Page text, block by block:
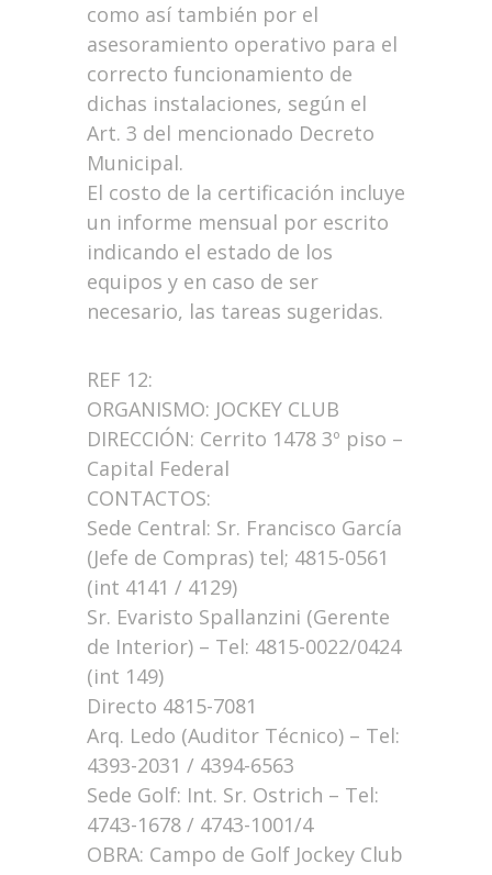
como así también por el
asesoramiento operativo para el
correcto funcionamiento de
dichas instalaciones, según el
Art. 3 del mencionado Decreto
Municipal.
El costo de la certificación incluye
un informe mensual por escrito
indicando el estado de los
equipos y en caso de ser
necesario, las tareas sugeridas.
REF 12:
ORGANISMO: JOCKEY CLUB
DIRECCIÓN: Cerrito 1478 3º piso –
Capital Federal
CONTACTOS:
Sede Central: Sr. Francisco García
(Jefe de Compras) tel; 4815-0561
(int 4141 / 4129)
Sr. Evaristo Spallanzini (Gerente
de Interior) – Tel: 4815-0022/0424
(int 149)
Directo 4815-7081
Arq. Ledo (Auditor Técnico) – Tel:
4393-2031 / 4394-6563
Sede Golf: Int. Sr. Ostrich – Tel:
4743-1678 / 4743-1001/4
OBRA: Campo de Golf Jockey Club